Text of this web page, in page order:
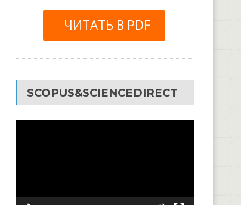
ЧИТАТЬ В PDF
SCOPUS&SCIENCEDIRECT